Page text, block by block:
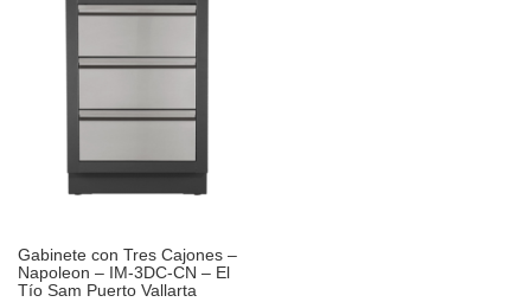
Gabinete con Tres Cajones –
Napoleon – IM-3DC-CN – El
Tío Sam Puerto Vallarta